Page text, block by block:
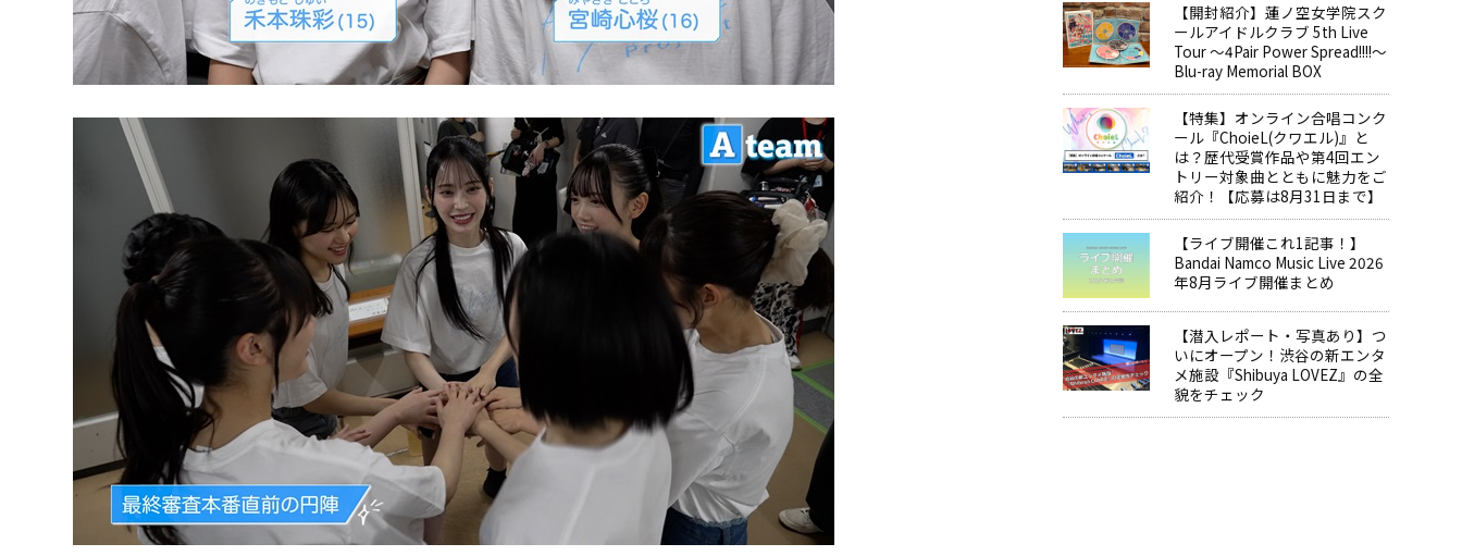
【開封紹介】蓮ノ空女学院スク
ールアイドルクラブ 5th Live
Tour ～4Pair Power Spread!!!!～
Blu-ray Memorial BOX
【特集】オンライン合唱コンク
ール『ChoieL(クワエル)』と
は？歴代受賞作品や第4回エン
トリー対象曲とともに魅力をご
紹介！【応募は8月31日まで】
【ライブ開催これ1記事！】
Bandai Namco Music Live 2026
年8月ライブ開催まとめ
【潜入レポート・写真あり】つ
いにオープン！渋谷の新エンタ
メ施設『Shibuya LOVEZ』の全
貌をチェック